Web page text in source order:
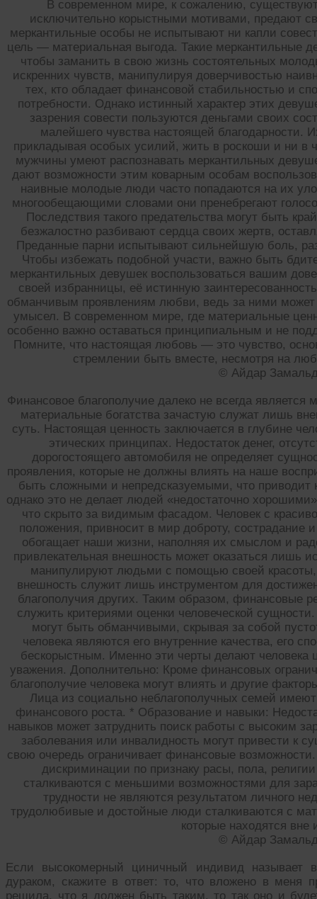
В современном мире, к сожалению,
исключительно корыстными мотивами, предают
меркантильные особы не испытывают ни капли
цель — материальная выгода. Такие меркантильные
чтобы заманить в свою жизнь состоятельных
искренних чувств, манипулируя доверчивостью
тех, кто обладает финансовой стабильностью и
потребности. Однако истинный характер этих
зазрения совести пользуются деньгами своих
малейшего чувства настоящей благодарности.
прикладывая особых усилий, жить в роскоши и ни в
мужчины умеют распознавать меркантильных
дают возможности этим коварным особам
наивные молодые люди часто попадаются на их
многообещающими словами они пренебрегают
Последствия такого предательства могут быть
безжалостно разбивают сердца своих жертв,
Преданные парни испытывают сильнейшую боль,
Чтобы избежать подобной участи, важно быть
меркантильных девушек воспользоваться вашим
своей избранницы, её истинную
обманчивым проявлениям любви, ведь за ними
умысел. В современном мире, где материальные
особенно важно оставаться принципиальным и не
Помните, что настоящая любовь — это чувство,
стремлении быть вместе, несмотря на
© Айдар
Финансовое благополучие далеко не всегда
материальные богатства зачастую служат лишь
суть. Настоящая ценность заключается в глубине
этических принципах. Недостаток денег,
дорогостоящего автомобиля не определяет
проявления, которые не должны влиять на наше
быть сложными и непредсказуемыми, что
однако это не делает людей «недостаточно
что скрыто за видимым фасадом. Человек с
положения, привносит в мир доброту,
обогащает наши жизни, наполняя их смыслом и
привлекательная внешность может оказаться лишь
манипулируют людьми с помощью своей
внешность служит лишь инструментом для
благополучия других. Таким образом, финансовые
служить критериями оценки человеческой
могут быть обманчивыми, скрывая за собой
человека являются его внутренние качества, его
бескорыстным. Именно эти черты делают
уважения. Дополнительно: Кроме финансовых
благополучие человека могут влиять и другие
Лица из социально неблагополучных семей
финансового роста. * Образование и навыки:
навыков может затруднить поиск работы с высоким
заболевания или инвалидность могут привести к
свою очередь ограничивает финансовые
дискриминации по признаку расы, пола,
сталкиваются с меньшими возможностями для
трудности не являются результатом личного
трудолюбивые и достойные люди сталкиваются с
которые находятся вне
© Айдар
Если высокомерный циничный индивид называет
дураком, скажите в ответ: то, что вложено в меня
решила, что я должен быть таким, то так оно и